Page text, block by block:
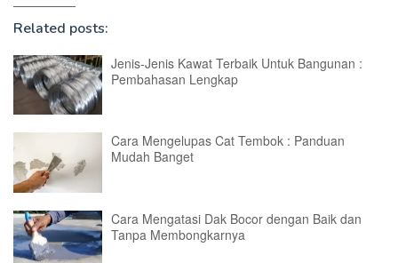
Related posts:
Jenis-Jenis Kawat Terbaik Untuk Bangunan :
Pembahasan Lengkap
Cara Mengelupas Cat Tembok : Panduan
Mudah Banget
Cara Mengatasi Dak Bocor dengan Baik dan
Tanpa Membongkarnya